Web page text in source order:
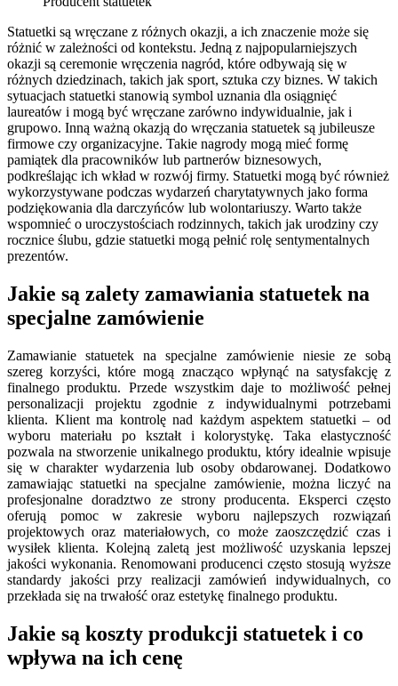
Statuetki są wręczane z różnych okazji, a ich znaczenie może się
różnić w zależności od kontekstu. Jedną z najpopularniejszych
okazji są ceremonie wręczenia nagród, które odbywają się w
różnych dziedzinach, takich jak sport, sztuka czy biznes. W takich
sytuacjach statuetki stanowią symbol uznania dla osiągnięć
laureatów i mogą być wręczane zarówno indywidualnie, jak i
grupowo. Inną ważną okazją do wręczania statuetek są jubileusze
firmowe czy organizacyjne. Takie nagrody mogą mieć formę
pamiątek dla pracowników lub partnerów biznesowych,
podkreślając ich wkład w rozwój firmy. Statuetki mogą być również
wykorzystywane podczas wydarzeń charytatywnych jako forma
podziękowania dla darczyńców lub wolontariuszy. Warto także
wspomnieć o uroczystościach rodzinnych, takich jak urodziny czy
rocznice ślubu, gdzie statuetki mogą pełnić rolę sentymentalnych
prezentów.
Jakie są zalety zamawiania statuetek na
specjalne zamówienie
Zamawianie statuetek na specjalne zamówienie niesie ze sobą
szereg korzyści, które mogą znacząco wpłynąć na satysfakcję z
finalnego produktu. Przede wszystkim daje to możliwość pełnej
personalizacji projektu zgodnie z indywidualnymi potrzebami
klienta. Klient ma kontrolę nad każdym aspektem statuetki – od
wyboru materiału po kształt i kolorystykę. Taka elastyczność
pozwala na stworzenie unikalnego produktu, który idealnie wpisuje
się w charakter wydarzenia lub osoby obdarowanej. Dodatkowo
zamawiając statuetki na specjalne zamówienie, można liczyć na
profesjonalne doradztwo ze strony producenta. Eksperci często
oferują pomoc w zakresie wyboru najlepszych rozwiązań
projektowych oraz materiałowych, co może zaoszczędzić czas i
wysiłek klienta. Kolejną zaletą jest możliwość uzyskania lepszej
jakości wykonania. Renomowani producenci często stosują wyższe
standardy jakości przy realizacji zamówień indywidualnych, co
przekłada się na trwałość oraz estetykę finalnego produktu.
Jakie są koszty produkcji statuetek i co
wpływa na ich cenę